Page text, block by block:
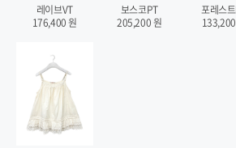
레이브VT
176,400원
보스코PT
205,200원
포레스